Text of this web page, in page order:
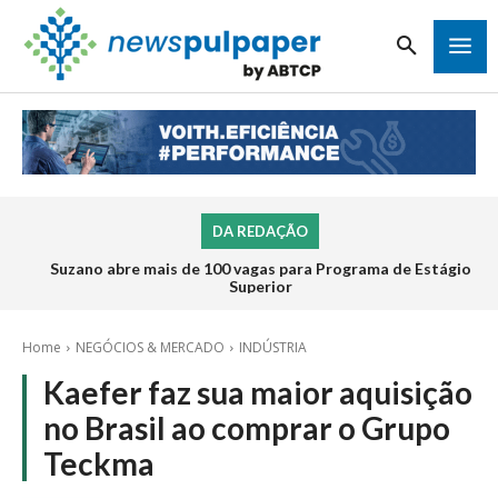
DA REDAÇÃO
Suzano abre mais de 100 vagas para Programa de Estágio
Superior
Home NEGÓCIOS & MERCADO INDÚSTRIA
Kaefer faz sua maior aquisição
no Brasil ao comprar o Grupo
Teckma